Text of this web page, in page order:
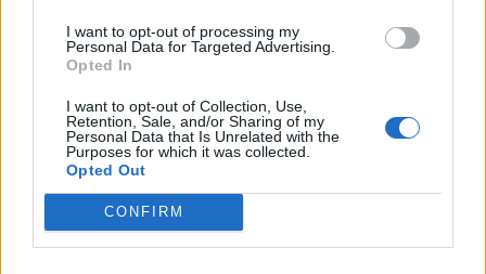
I want to opt-out of processing my
Personal Data for Targeted Advertising.
Opted In
I want to opt-out of Collection, Use,
Retention, Sale, and/or Sharing of my
Personal Data that Is Unrelated with the
Purposes for which it was collected.
Opted Out
CONFIRM
Pasaulis
Dingus elektrai ryšių
centre, didelėje Anglijos
dalyje sutriko geležinkelių
eismas
Pasaulis
Ukrainos pareigūnas:
padėtis